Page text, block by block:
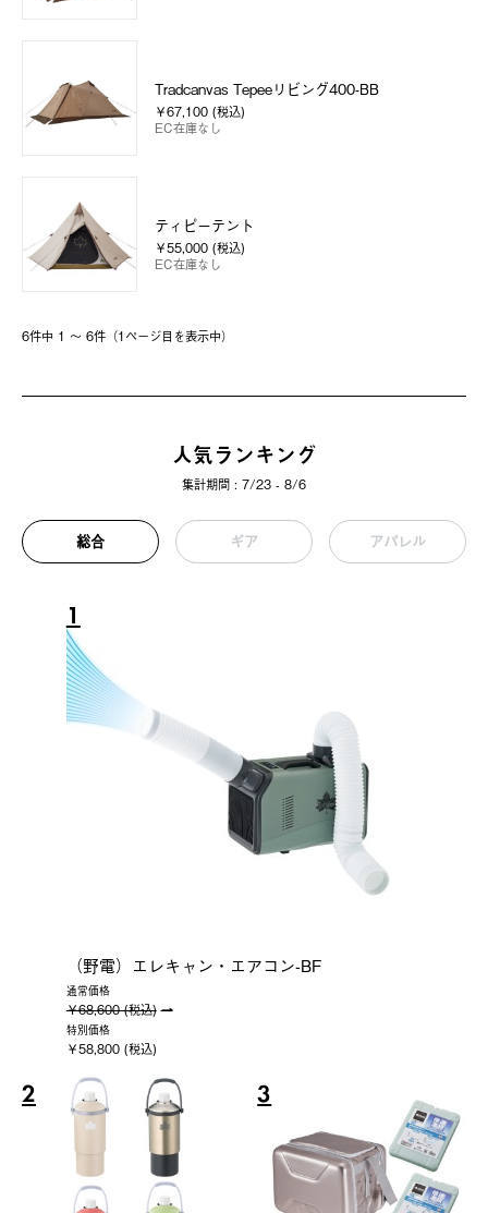
Tradcanvas Tepeeリビング400-BB
￥67,100 (税込)
EC在庫なし
ティピーテント
￥55,000 (税込)
EC在庫なし
6件中 1 〜 6件（1ページ⽬を表⽰中）
人気ランキング
集計期間 : 7/23 - 8/6
総合 ギア アパレル
1
（野電）エレキャン・エアコン-BF
通常価格
￥68,600 (税込)
特別価格
￥58,800 (税込)
2 3